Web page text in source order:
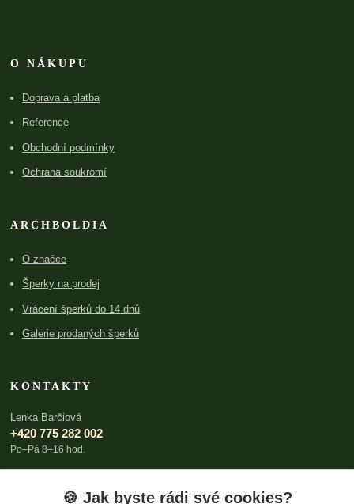
O NÁKUPU
Doprava a platba
Reference
Obchodní podmínky
Ochrana soukromí
ARCHBOLDIA
O značce
Šperky na prodej
Vrácení šperků do 14 dnů
Galerie prodaných šperků
KONTAKTY
Lenka Barčiová
+420 775 282 002
Po–Pá 8–16 hod.
🍪 Jak byste rádi své cookies?